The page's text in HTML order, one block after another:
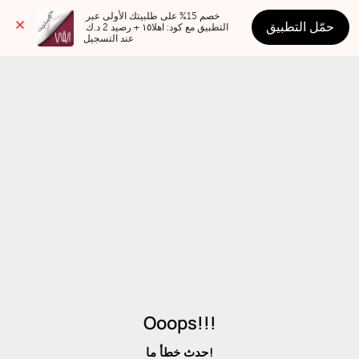
عند التسجيل
حمّل التطبيق
Ooops!!!
حدث خطأ ما!